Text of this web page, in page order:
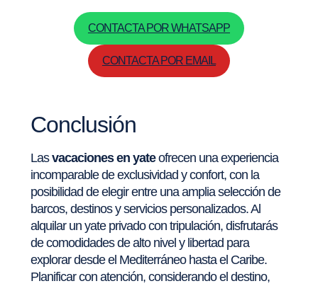
CONTACTA POR WHATSAPP
CONTACTA POR EMAIL
Conclusión
Lasvacaciones en yateofrecen una experiencia
incomparable de exclusividad y confort, con la
posibilidad de elegir entre una amplia selección de
barcos, destinos y servicios personalizados. Al
alquilar un yate privado con tripulación, disfrutarás
de comodidades de alto nivel y libertad para
explorar desde el Mediterráneo hasta el Caribe.
Planificar con atención, considerando el destino,